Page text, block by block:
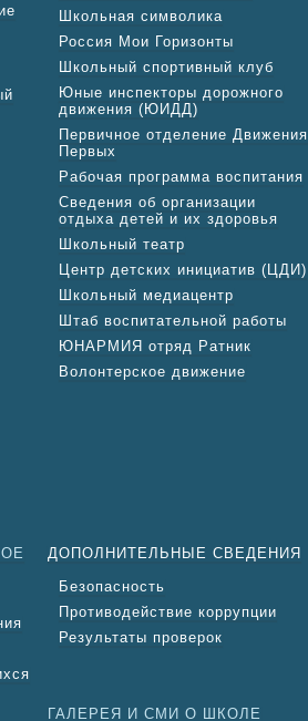
Школьная символика
Россия Мои Горизонты
Школьный спортивный клуб
Юные инспекторы дорожного
движения (ЮИДД)
Первичное отделение Движения
Первых
Рабочая программа воспитания
Сведения об организации
отдыха детей и их здоровья
Школьный театр
Центр детских инициатив (ЦДИ)
Школьный медиацентр
Штаб воспитательной работы
ЮНАРМИЯ отряд Ратник
Волонтерское движение
ДОПОЛНИТЕЛЬНЫЕ СВЕДЕНИЯ
Безопасность
Противодействие коррупции
Результаты проверок
ГАЛЕРЕЯ И СМИ О ШКОЛЕ